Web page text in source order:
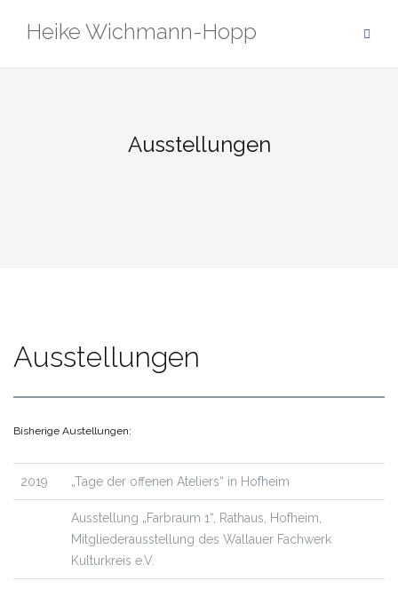
InhaltHeike Wichmann-Hopp
Ausstellungen
Ausstellungen
Bisherige Austellungen:
2019 „Tage der offenen Ateliers“ in Hofheim
Ausstellung „Farbraum 1“, Rathaus, Hofheim,
Mitgliederausstellung des Wallauer Fachwerk
Kulturkreis e.V.